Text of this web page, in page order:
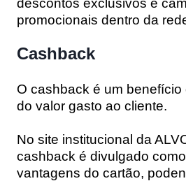
promocionais dentro da
Cashback
O cashback é um
do valor gasto ao cliente.
No site institucional da
cashback é divulgado
vantagens do cartão,